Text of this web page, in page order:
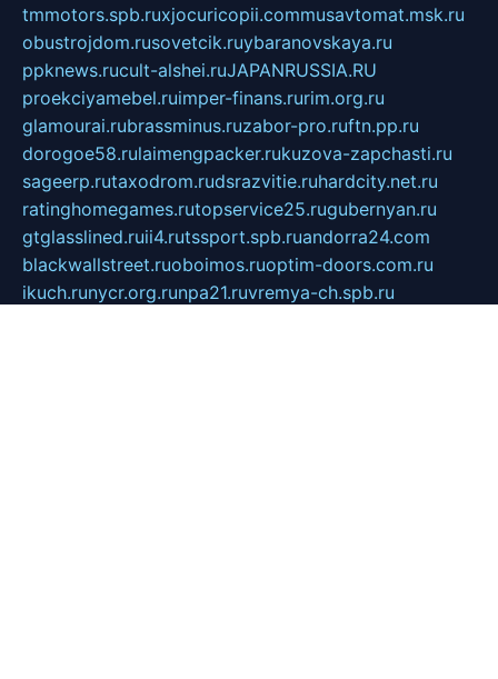
tmmotors.spb.ruxjocuricopii.commusavtomat.msk.ru
obustrojdom.rusovetcik.ruybaranovskaya.ru
ppknews.rucult-alshei.ruJAPANRUSSIA.RU
proekciyamebel.ruimper-finans.rurim.org.ru
glamourai.rubrassminus.ruzabor-pro.ruftn.pp.ru
dorogoe58.rulaimengpacker.rukuzova-zapchasti.ru
sageerp.rutaxodrom.rudsrazvitie.ruhardcity.net.ru
ratinghomegames.rutopservice25.rugubernyan.ru
gtglasslined.ruii4.rutssport.spb.ruandorra24.com
blackwallstreet.ruoboimos.ruoptim-doors.com.ru
ikuch.runycr.org.runpa21.ruvremya-ch.spb.ru